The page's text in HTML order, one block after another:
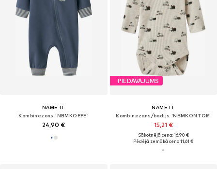
NAME IT
Kombinezons 'NBMKOPPE'
24,90 €
PIEDĀVĀJUMS
NAME IT
Kombinezons/bodijs 'NBMKONTOR'
15,21 €
Sākotnējā cena: 16,90 €
Pēdējā zemākā cena:11,61 €